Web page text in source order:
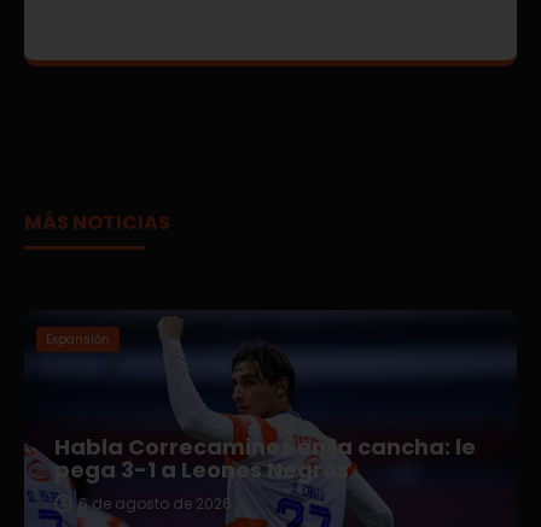
MÁS NOTICIAS
Expansión
Habla Correcaminos en la cancha: le
pega 3-1 a Leones Negros
6 de agosto de 2026